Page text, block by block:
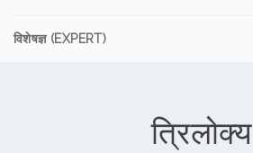
विशेषज्ञ (EXPERT)
त्रिलोक्य